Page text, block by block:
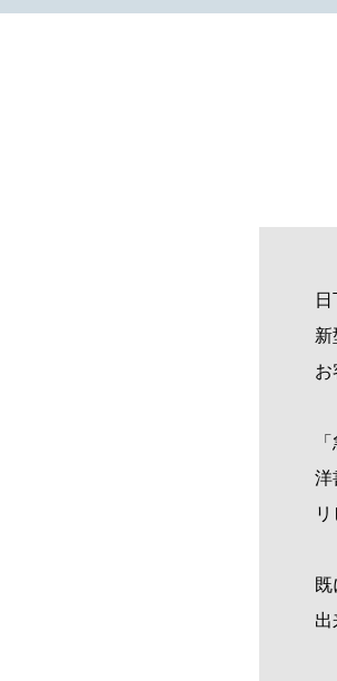
日
新
お
洋
出